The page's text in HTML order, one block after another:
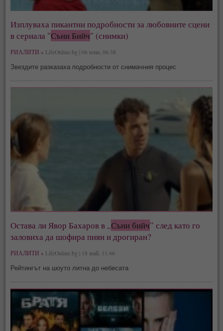
Изплуваха пикантни подробности за любовните сцени
в сериала "Съни Бийч" (снимки)
РИАЛИТИ » LifeOnline.bg | 06 юни, 06:38
Звездите разказаха подробности от снимачния процес
Остава ли Явор Бахаров в „Съни бийч” след като го
заловиха да шофира пиян и дрогиран?
РИАЛИТИ » LifeOnline.bg | 18 май, 11:46
Рейтингът на шоуто литна до небесата